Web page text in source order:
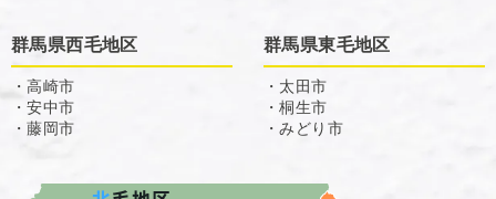
群馬県西毛地区
・高崎市
・安中市
・藤岡市
群馬県東毛地区
・太田市
・桐生市
・みどり市